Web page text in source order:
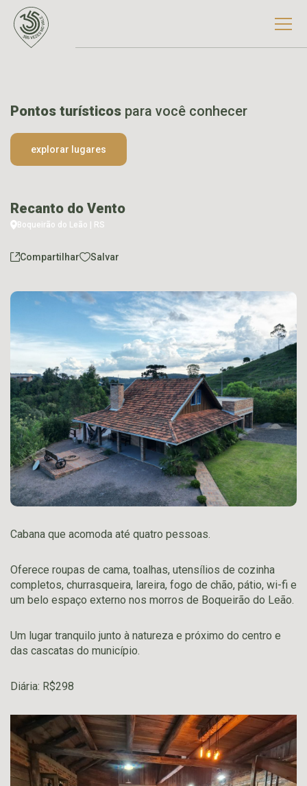
Pontos turísticos para você conhecer
explorar lugares
Recanto do Vento
Boqueirão do Leão | RS
Compartilhar Salvar
Cabana que acomoda até quatro pessoas.
Oferece roupas de cama, toalhas, utensílios de cozinha
completos, churrasqueira, lareira, fogo de chão, pátio, wi-fi e
um belo espaço externo nos morros de Boqueirão do Leão.
Um lugar tranquilo junto à natureza e próximo do centro e
das cascatas do município.
Diária: R$298